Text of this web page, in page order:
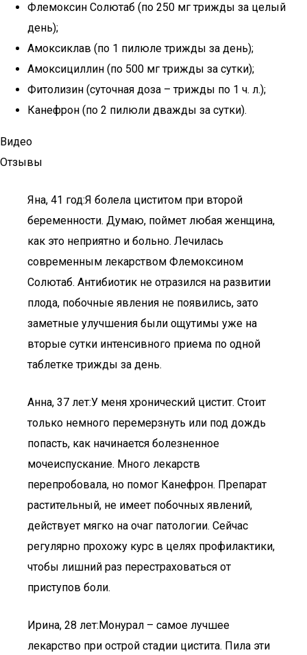
Флемоксин Солютаб (по 250 мг трижды за целый
день);
Амоксиклав (по 1 пилюле трижды за день);
Амоксициллин (по 500 мг трижды за сутки);
Фитолизин (суточная доза – трижды по 1 ч. л.);
Канефрон (по 2 пилюли дважды за сутки).
Видео
Отзывы
Яна, 41 год:­Я болела циститом при второй
беременности. Думаю, поймет любая женщина,
как это неприятно и больно. Лечилась
современным лекарством Флемоксином
Солютаб. Антибиотик не отразился на развитии
плода, побочные явления не появились, зато
заметные улучшения были ощутимы уже на
вторые сутки интенсивного приема по одной
таблетке трижды за день.
Анна, 37 лет:­У меня хронический цистит. Стоит
только немного перемерзнуть или под дождь
попасть, как начинается болезненное
мочеиспускание. Много лекарств
перепробовала, но помог Канефрон. Препарат
растительный, не имеет побочных явлений,
действует мягко на очаг патологии. Сейчас
регулярно прохожу курс в целях профилактики,
чтобы лишний раз перестраховаться от
приступов боли.
Ирина, 28 лет:­Монурал – самое лучшее
лекарство при острой стадии цистита. Пила эти